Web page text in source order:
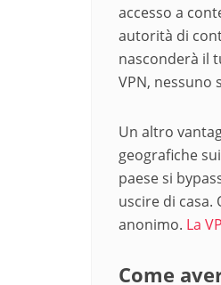
accesso a
autorità di
nasconderà il
VPN, nessuno
Un altro
geografiche
paese si
uscire di casa.
anonimo. La
Come